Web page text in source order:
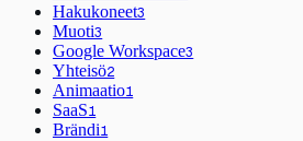
Hakukoneet3
Muoti3
Google Workspace3
Yhteisö2
Animaatio1
SaaS1
Brändi1